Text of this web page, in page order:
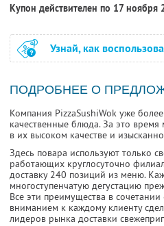
Купон действителен по 17 ноября
Узнай, как
ПОДРОБНЕЕ О
Компания PizzaSushiWok уже
качественные блюда. За это
в их высоком качестве и
Здесь повара используют только
работающих круглосуточно
доставку 240 позиций из меню.
многоступенчатую дегустацию
Все эти преимущества в
вниманием к каждому клиенту
лидеров рынка доставки